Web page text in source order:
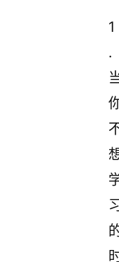
1
.